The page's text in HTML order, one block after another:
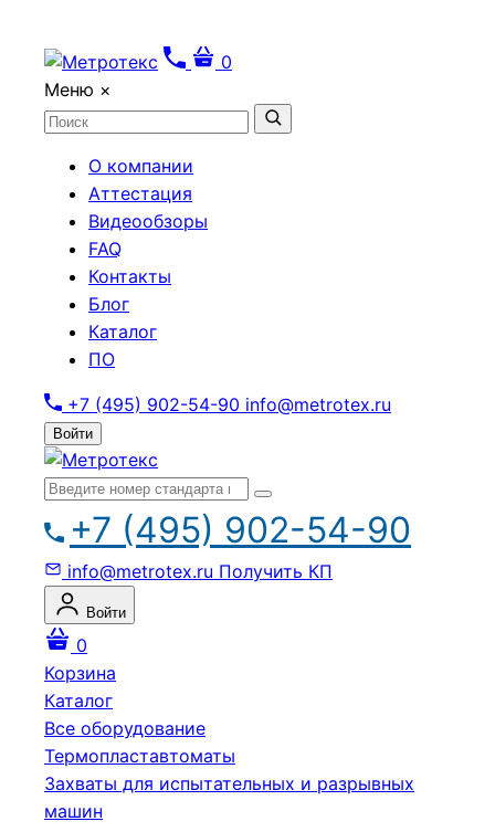
0
Меню ×
О компании
Аттестация
Видеообзоры
FAQ
Контакты
Блог
Каталог
ПО
+7 (495) 902-54-90 info@metrotex.ru
Войти
+7 (495) 902-54-90
info@metrotex.ru Получить КП
Войти
0
Корзина
Каталог
Все оборудование
Термопластавтоматы
Захваты для испытательных и разрывных
машин